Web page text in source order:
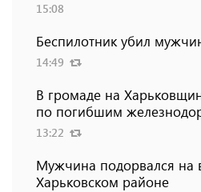
15:08
Беспилотник убил
14:49
В громаде на
по погибшим
13:22
Мужчина подорвался на
Харьковском районе